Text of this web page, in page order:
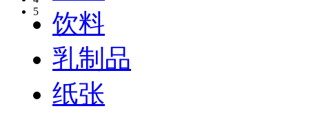
5
饮料
乳制品
纸张